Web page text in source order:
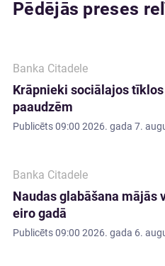
Pēdējās preses
Banka Citadele
Krāpnieki sociālajos
paaudzēm
Publicēts09:00 2026. gada 7.
Banka Citadele
Naudas glabāšana mājās
eiro gadā
Publicēts09:00 2026. gada 6.